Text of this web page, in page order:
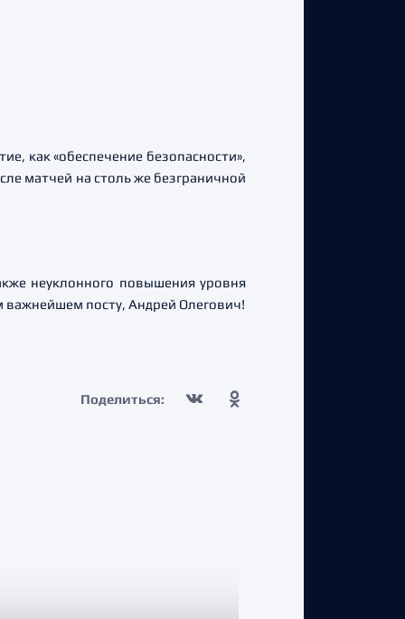
как «обеспечение безопасности»,
матчей на столь же безграничной
неуклонного повышения уровня
важнейшем посту, Андрей Олегович!
Поделиться: